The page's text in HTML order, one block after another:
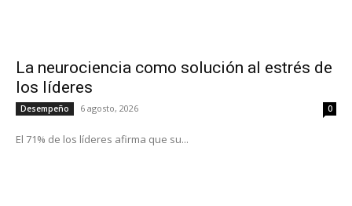
La neurociencia como solución al estrés de
los líderes
Desempeño 6 agosto, 2026 0
El 71% de los líderes afirma que su...